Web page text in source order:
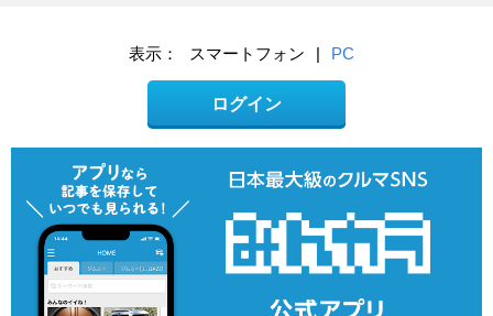
表示： スマートフォン | PC
ログイン